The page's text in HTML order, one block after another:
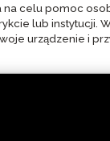
na celu pomoc
lub instytucji.
urządzenie i